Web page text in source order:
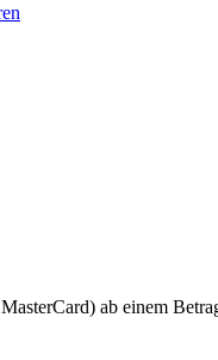
ab einem